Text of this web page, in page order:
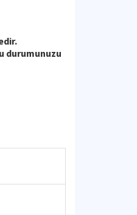
durumunuzu